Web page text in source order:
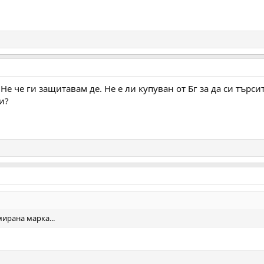
че ги защитавам де. Не е ли купуван от Бг за да си
марка...